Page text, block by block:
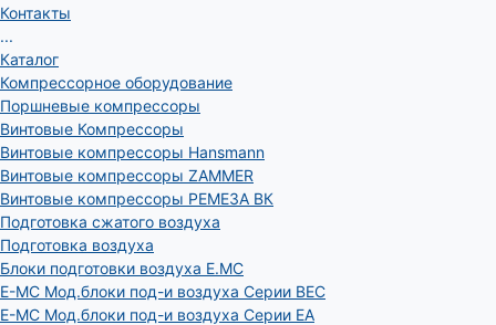
Контакты
...
Каталог
Компрессорное оборудование
Поршневые компрессоры
Винтовые Компрессоры
Винтовые компрессоры Hansmann
Винтовые компрессоры ZAMMER
Винтовые компрессоры РЕМЕЗА ВК
Подготовка сжатого воздуха
Подготовка воздуха
Блоки подготовки воздуха E.MC
E-MC Мод.блоки под-и воздуха Серии BEC
E-MC Мод.блоки под-и воздуха Серии EA